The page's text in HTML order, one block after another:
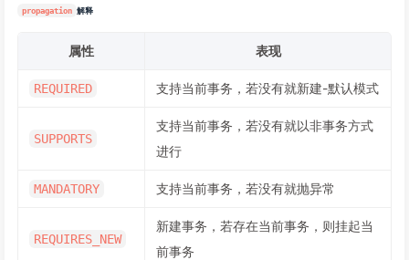
propagation 解释
属性 表现
REQUIRED 支持当前事务，若没有就新建-默认模式
SUPPORTS
支持当前事务，若没有就以非事务方式
进行
MANDATORY 支持当前事务，若没有就抛异常
REQUIRES_NEW
新建事务，若存在当前事务，则挂起当
前事务